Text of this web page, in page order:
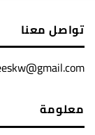
تواصل معنا
معلومة